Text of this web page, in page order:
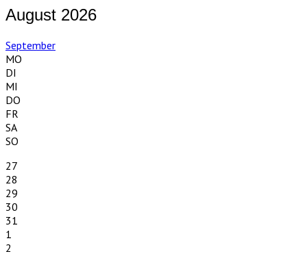
August 2026
September
MO
DI
MI
DO
FR
SA
SO
27
28
29
30
31
1
2